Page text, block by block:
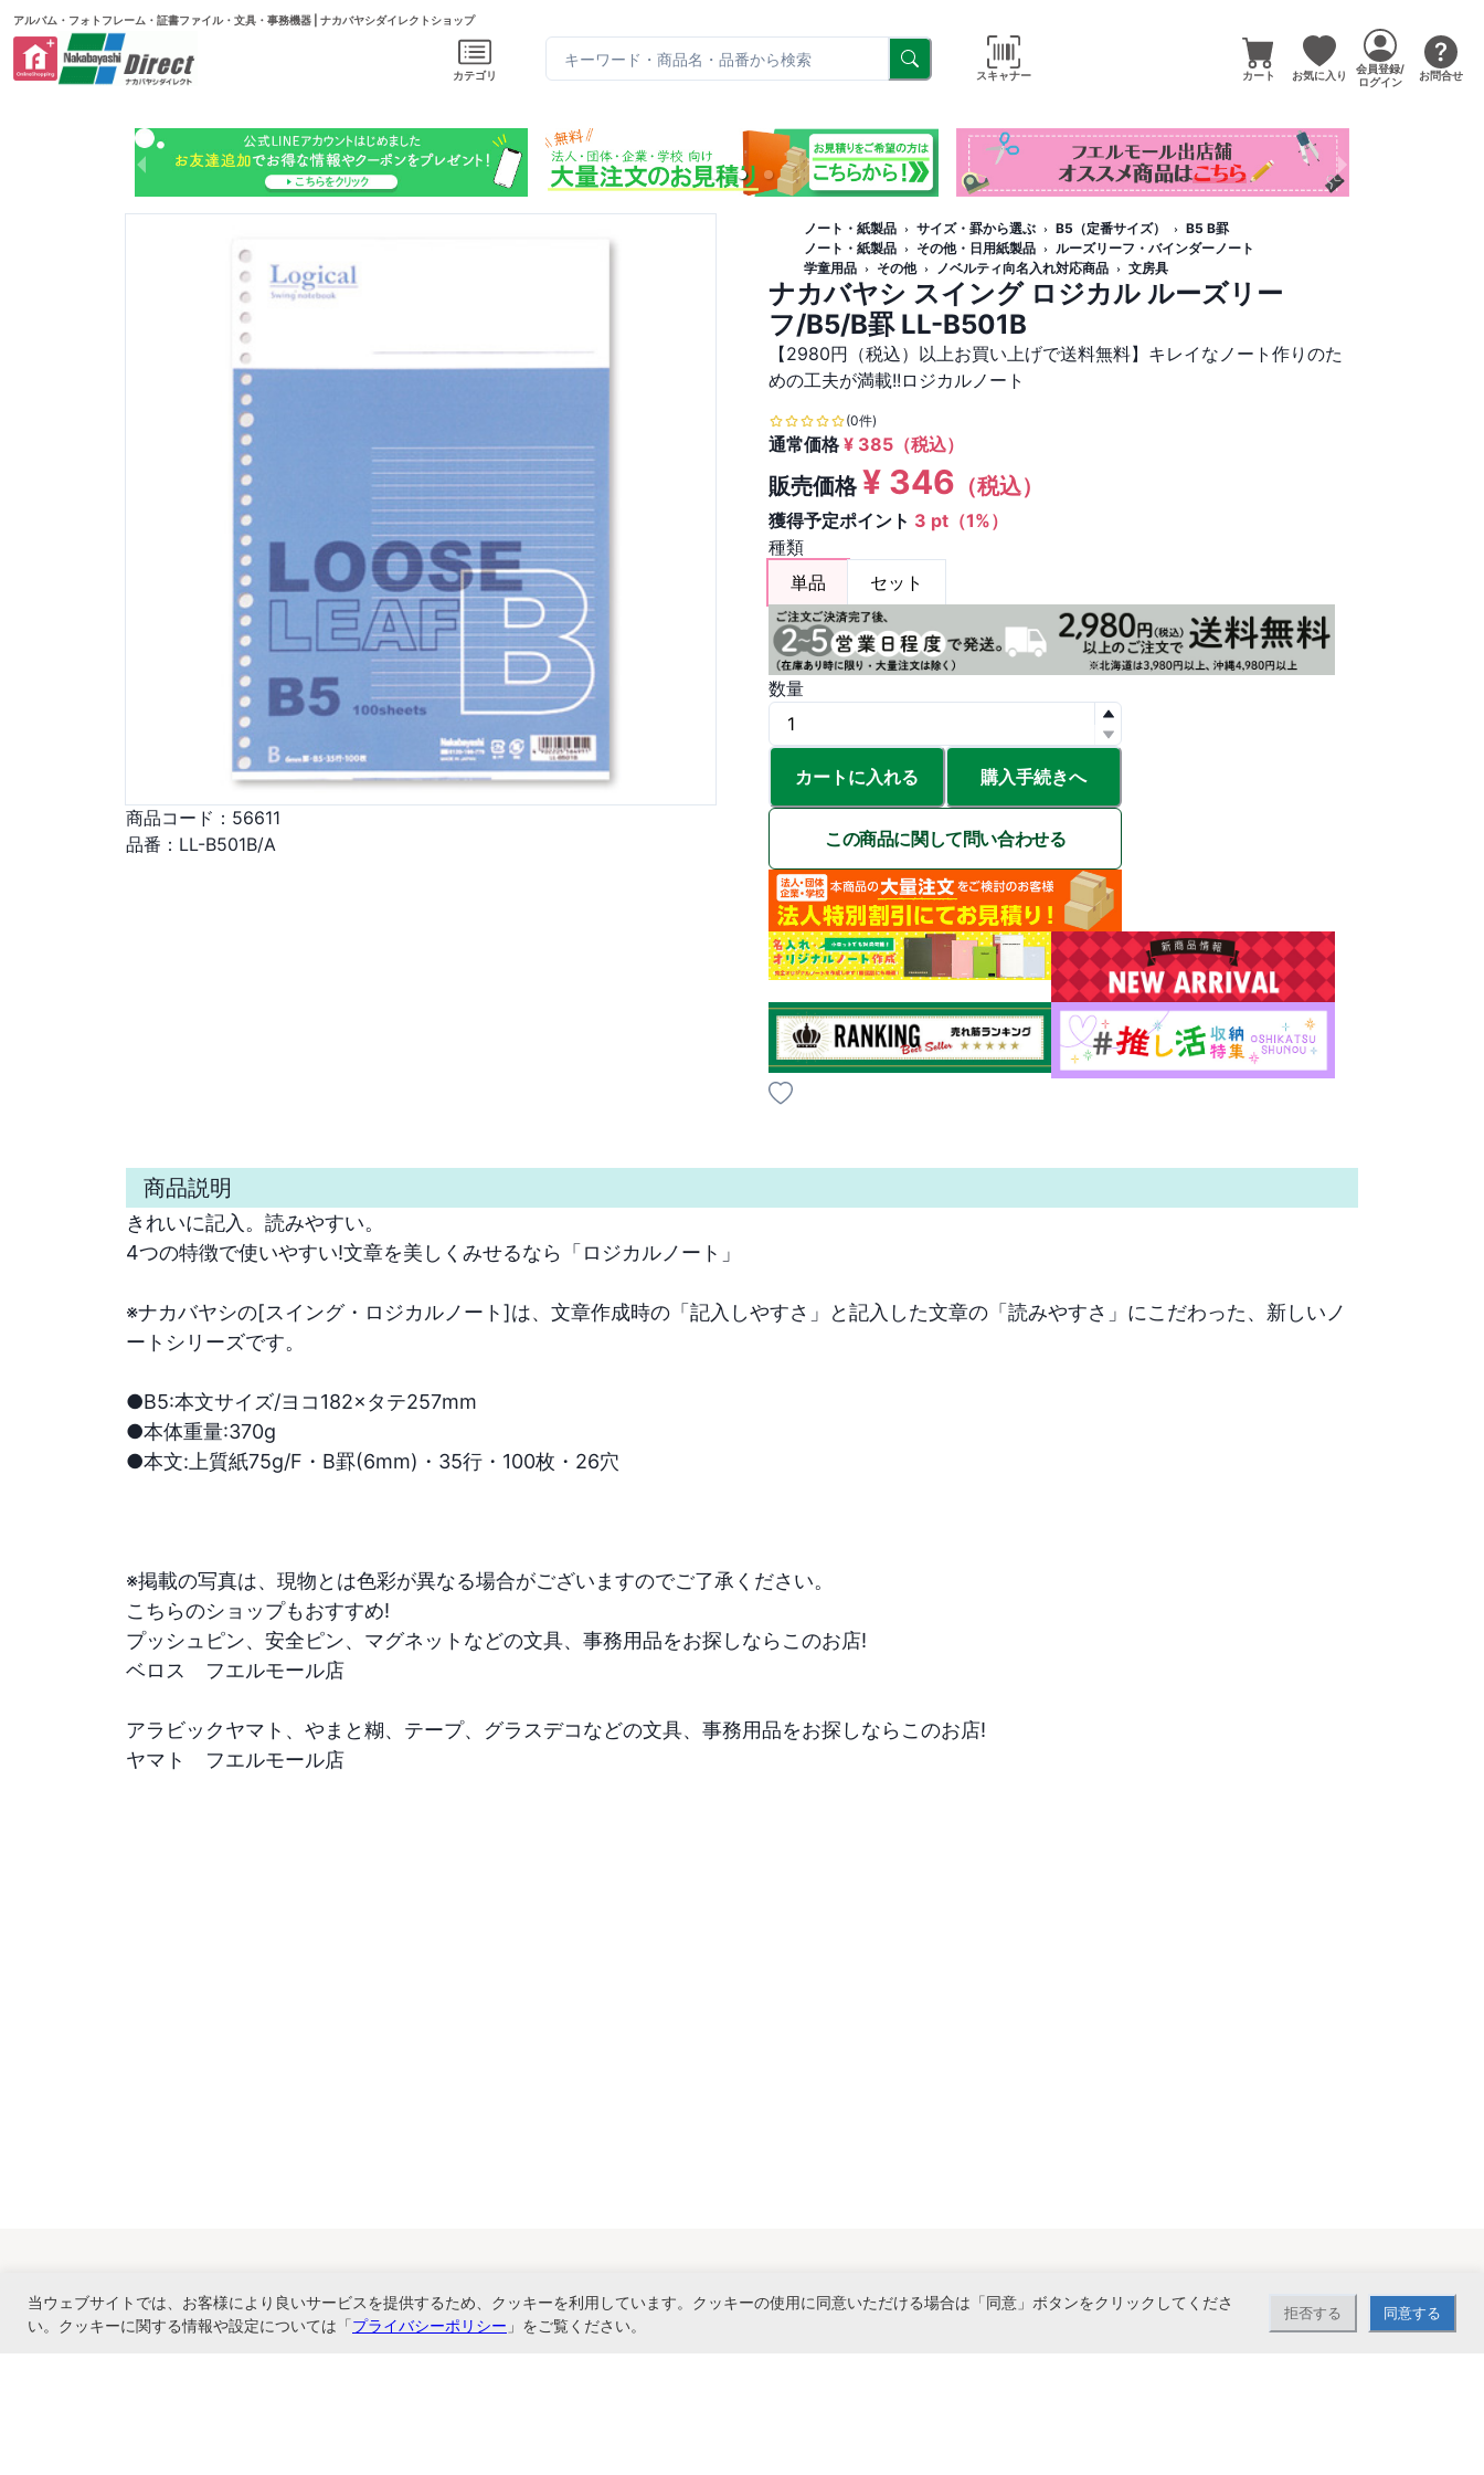
アルバム・フォトフレーム・証書ファイル・文具・事務機器 | ナカバヤシダイレクトショップ
カテゴリ スキャナー カート お気に入り
会員登録/
ログイン
お問合せ
商品コード： 56611
品番： LL-B501B/A
ノート・紙製品 サイズ・罫から選ぶ B5（定番サイズ）
B5 B罫
ノート・紙製品
その他・日用紙製品
ルーズリーフ・バインダーノート
学童用品
その他 ノベルティ向名入れ対応商品 文房具
ナカバヤシ スイング ロジカル ルーズリー
フ/B5/B罫 LL-B501B
【2980円（税込）以上お買い上げで送料無料】キレイなノート作りのた
めの工夫が満載!!ロジカルノート
(0件)
通常価格¥ 385 （税込）
販売価格¥ 346 （税込）
獲得予定ポイント 3 pt（1%）
種類
単品
セット
数量
カートに入れる 購入手続きへ
この商品に関して問い合わせる
商品説明
きれいに記入。読みやすい。
4つの特徴で使いやすい!文章を美しくみせるなら「ロジカルノート」
※ナカバヤシの[スイング・ロジカルノート]は、文章作成時の「記入しやすさ」と記入した文章の「読みやすさ」にこだわった、新しいノ
ートシリーズです。
●B5:本文サイズ/ヨコ182×タテ257mm
●本体重量:370g
●本文:上質紙75g/F・B罫(6mm)・35行・100枚・26穴
※掲載の写真は、現物とは色彩が異なる場合がございますのでご了承ください。
こちらのショップもおすすめ!
プッシュピン、安全ピン、マグネットなどの文具、事務用品をお探しならこのお店!
ベロス　フエルモール店
アラビックヤマト、やまと糊、テープ、グラスデコなどの文具、事務用品をお探しならこのお店!
ヤマト　フエルモール店
関連サービス
当ウェブサイトでは、お客様により良いサービスを提供するため、クッキーを利用しています。クッキーの使用に同意いただける場合は「同意」ボタンをクリックしてくださ
い。クッキーに関する情報や設定については「プライバシーポリシー 」をご覧ください。
拒否する 同意する